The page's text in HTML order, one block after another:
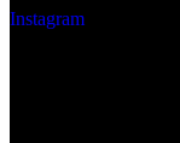
Instagram